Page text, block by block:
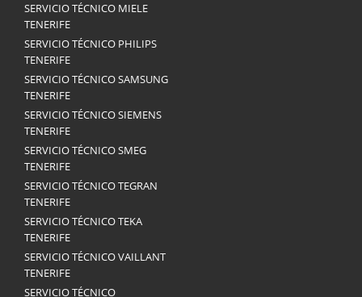
SERVICIO TÉCNICO MIELE
TENERIFE
SERVICIO TÉCNICO PHILIPS
TENERIFE
SERVICIO TÉCNICO SAMSUNG
TENERIFE
SERVICIO TÉCNICO SIEMENS
TENERIFE
SERVICIO TÉCNICO SMEG
TENERIFE
SERVICIO TÉCNICO TEGRAN
TENERIFE
SERVICIO TÉCNICO TEKA
TENERIFE
SERVICIO TÉCNICO VAILLANT
TENERIFE
SERVICIO TÉCNICO